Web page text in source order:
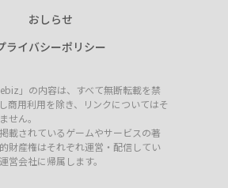
おしらせ
ライバシーポリシー
」の内容は、すべて無断転載を禁
商用利用を除き、リンクについてはそ
せん。
載されているゲームやサービスの著
財産権はそれぞれ運営・配信してい
営会社に帰属します。